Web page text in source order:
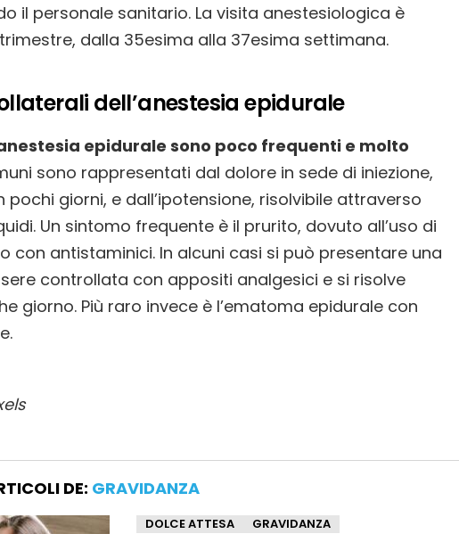
il personale sanitario. La visita anestesiologica è
dalla 35esima alla 37esima settimana.
dell’anestesia epidurale
epidurale sono poco frequenti e molto
sono rappresentati dal dolore in sede di iniezione,
giorni, e dall’ipotensione, risolvibile attraverso
Un sintomo frequente è il prurito, dovuto all’uso di
con antistaminici. In alcuni casi si può presentare una
controllata con appositi analgesici e si risolve
giorno. Più raro invece è l’ematoma epidurale con
DE: GRAVIDANZA
DOLCE ATTESA GRAVIDANZA